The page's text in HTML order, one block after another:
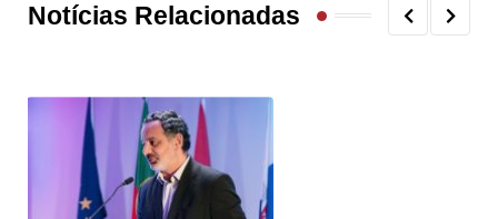
Notícias Relacionadas